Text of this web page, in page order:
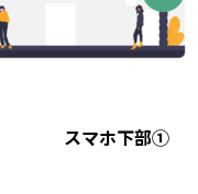
スマホ下部①